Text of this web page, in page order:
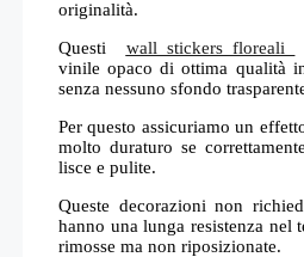
originalità.
Questi wall stickers floreali
vinile opaco di ottima qualità
senza nessuno sfondo
Per questo assicuriamo un
molto duraturo se
lisce e pulite.
Queste decorazioni non
hanno una lunga resistenza nel
rimosse ma non riposizionate.